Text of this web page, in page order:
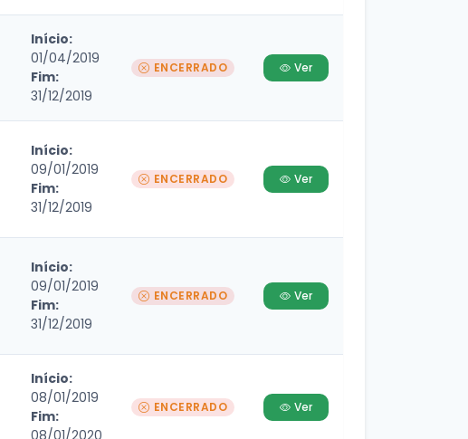
Início:
01/04/2019
Fim:
31/12/2019
ENCERRADO Ver
Início:
09/01/2019
Fim:
31/12/2019
ENCERRADO Ver
Início:
09/01/2019
Fim:
31/12/2019
ENCERRADO Ver
Início:
08/01/2019
Fim:
08/01/2020
ENCERRADO Ver